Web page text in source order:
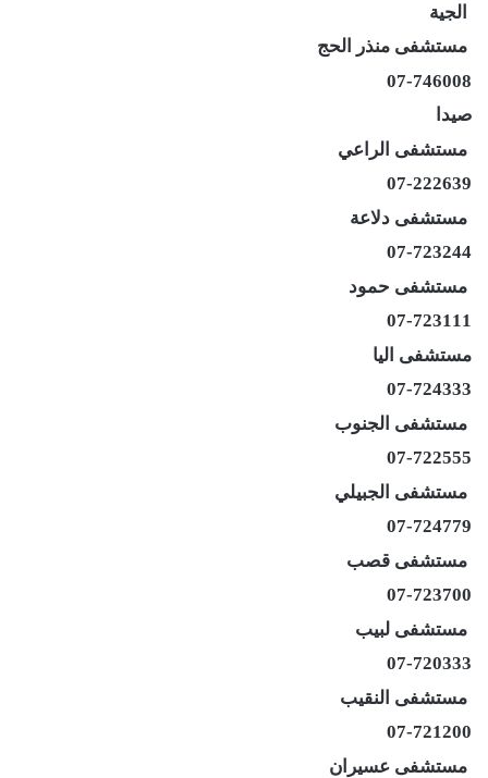
الجية
مستشفى منذر الحج
07-746008
صيدا
مستشفى الراعي
07-222639
مستشفى دلاعة
07-723244
مستشفى حمود
07-723111
مستشفى اليا
07-724333
مستشفى الجنوب
07-722555
مستشفى الجبيلي
07-724779
مستشفى قصب
07-723700
مستشفى لبيب
07-720333
مستشفى النقيب
07-721200
مستشفى عسيران